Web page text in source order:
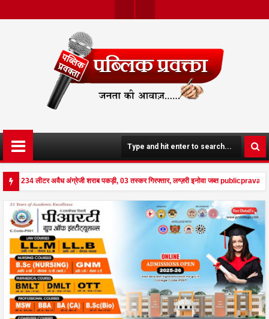
Ter
Boo
K
रही 234 लीटर अवैध अंग्रेजी शराब पकड़ी, 03 तस्कर गिरफ्तार, लग्ज़री इनोवा जब्त
पर किसान व नौकरानी का मिला रक्तरंजित शव, पत्नी गंभीर घायल में मेडिकल रेफर